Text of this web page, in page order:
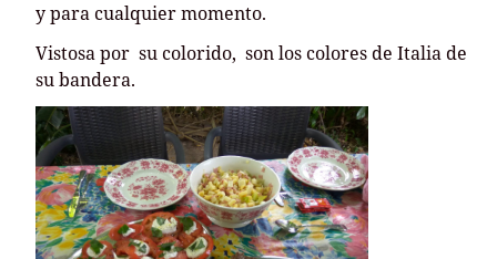
y para cualquier momento.
Vistosa por su colorido, son los colores de Italia de
su bandera.